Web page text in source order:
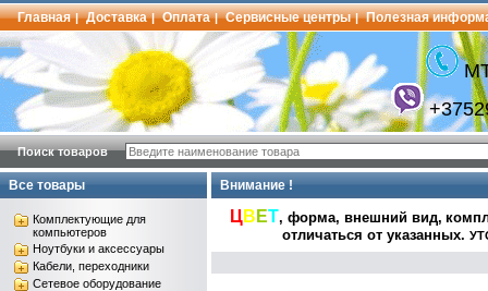
Главная | Доставка | Оплата | Сервисные центры | Полезная
Поиск товаров
Все товары
Комплектующие для
компьютеров
Ноутбуки и аксессуары
Кабели, переходники
Сетевое оборудование
Внимание !
ЦВ ЕТ, форма, внешний вид,
отличаться от указанных.